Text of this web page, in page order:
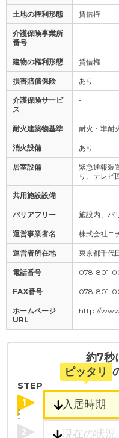
土地の権利形態 賃借権
介護保険事業所
番号
-
建物の権利形態 賃借権
損害賠償保険 あり
介護保険サービ
ス
-
耐火建築物基準 耐火・準耐
消火設備 あり
居室設備
緊急通報装
り、テレビ
共用施設設備 -
バリアフリー 施設内、バ
運営事業者名 株式会社ニ
運営者所在地 東京都千代
電話番号 078-801-
FAX番号 078-801-
ホームページ
URL
http://
約7秒
ピッタリ
STEP
1
2